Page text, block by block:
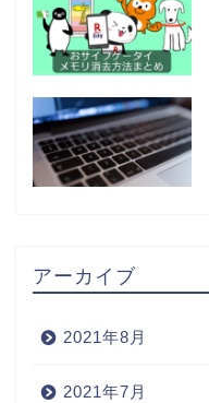
アーカイブ
2021年8月
2021年7月